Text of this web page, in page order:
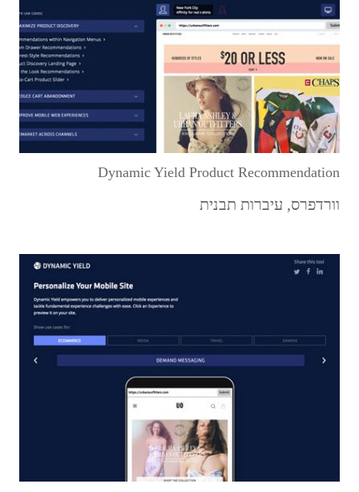
Dynamic Yield Product Recommendation
וורדפרס, עיברות תבנית